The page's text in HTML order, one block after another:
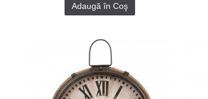
Adaugă în Coş